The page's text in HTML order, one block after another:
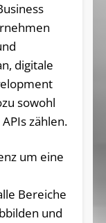
digitale
sowohl
zählen.
um eine
Bereiche
und